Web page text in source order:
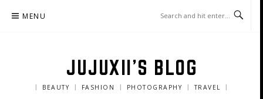
MENU
JUJUXII'S BLOG
｜ BEAUTY ｜ FASHION ｜ PHOTOGRAPHY ｜ TRAVEL ｜